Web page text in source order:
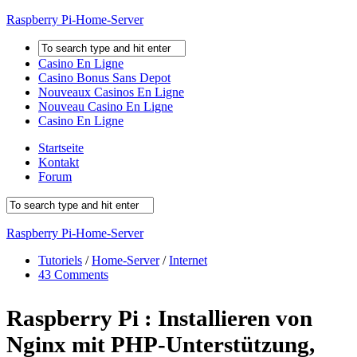
Raspberry Pi-Home-Server
Casino En Ligne
Casino Bonus Sans Depot
Nouveaux Casinos En Ligne
Nouveau Casino En Ligne
Casino En Ligne
Startseite
Kontakt
Forum
Raspberry Pi-Home-Server
Tutoriels / Home-Server / Internet
43 Comments
Raspberry Pi : Installieren von
Nginx mit PHP-Unterstützung,